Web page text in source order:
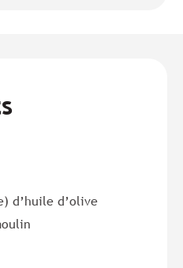
d’huile d’olive